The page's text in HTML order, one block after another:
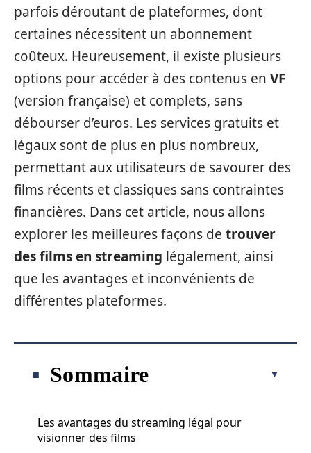
parfois déroutant de plateformes, dont
certaines nécessitent un abonnement
coûteux. Heureusement, il existe plusieurs
options pour accéder à des contenus en VF
(version française) et complets, sans
débourser d’euros. Les services gratuits et
légaux sont de plus en plus nombreux,
permettant aux utilisateurs de savourer des
films récents et classiques sans contraintes
financières. Dans cet article, nous allons
explorer les meilleures façons de trouver
des films en streaming légalement, ainsi
que les avantages et inconvénients de
différentes plateformes.
Sommaire
Les avantages du streaming légal pour
visionner des films